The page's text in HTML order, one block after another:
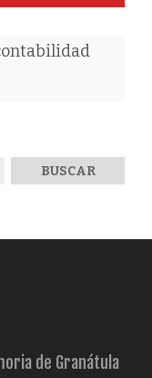
de Granátula